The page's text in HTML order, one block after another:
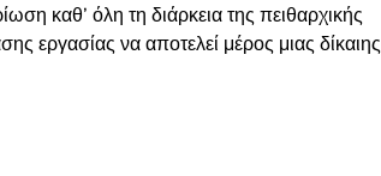
καθ’ όλη τη διάρκεια της πειθαρχικής
εργασίας να αποτελεί μέρος μιας δίκαιης